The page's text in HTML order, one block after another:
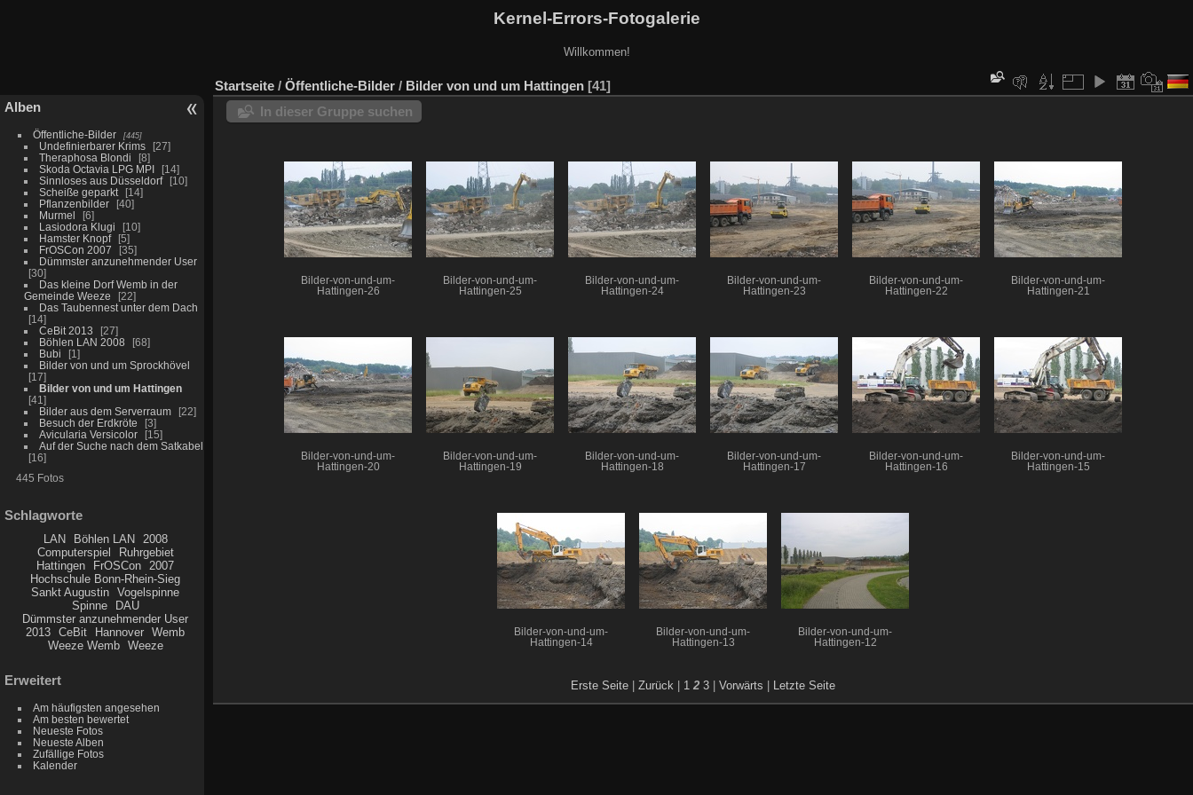
Kernel-Errors-Fotogalerie
Willkommen!
Alben
Öffentliche-Bilder 445
Undefinierbarer Krims
27
Theraphosa Blondi
8
Skoda Octavia LPG MPI
14
Sinnloses aus Düsseldorf
10
Scheiße geparkt
14
Pflanzenbilder
40
Murmel
6
Lasiodora Klugi
10
Hamster Knopf
5
FrOSCon 2007
35
Dümmster anzunehmender User
30
Das kleine Dorf Wemb in der
Gemeinde Weeze
22
Das Taubennest unter dem Dach
14
CeBit 2013
27
Böhlen LAN 2008
68
Bubi
1
Bilder von und um Sprockhövel
17
Bilder von und um Hattingen
41
Bilder aus dem Serverraum
22
Besuch der Erdkröte
3
Avicularia Versicolor
15
Auf der Suche nach dem Satkabel
16
445 Fotos
Schlagworte
LAN Böhlen LAN
2008
Computerspiel
Ruhrgebiet
Hattingen
FrOSCon
2007
Hochschule Bonn-Rhein-Sieg
Sankt Augustin
Vogelspinne
Spinne
DAU
Dümmster anzunehmender User
2013
CeBit Hannover
Wemb
Weeze Wemb
Weeze
Erweitert
Am häufigsten angesehen
Am besten bewertet
Neueste Fotos
Neueste Alben
Zufällige Fotos
Kalender
Startseite / Öffentliche-Bilder / Bilder von und um Hattingen 41
In dieser Gruppe suchen
Bilder-von-und-um-
Hattingen-26
Bilder-von-und-um-
Hattingen-25
Bilder-von-und-um-
Hattingen-24
Bilder-von-und-um-
Hattingen-23
Bilder-von-und-um-
Hattingen-22
Bilder-von-und-um-
Hattingen-21
Bilder-von-und-um-
Hattingen-20
Bilder-von-und-um-
Hattingen-19
Bilder-von-und-um-
Hattingen-18
Bilder-von-und-um-
Hattingen-17
Bilder-von-und-um-
Hattingen-16
Bilder-von-und-um-
Hattingen-15
Bilder-von-und-um-
Hattingen-14
Bilder-von-und-um-
Hattingen-13
Bilder-von-und-um-
Hattingen-12
Erste Seite Zurück 1 2 3 Vorwärts Letzte Seite